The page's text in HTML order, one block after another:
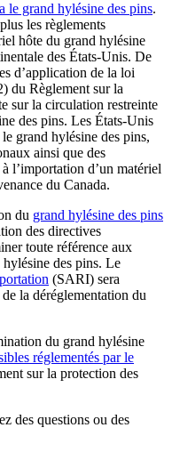
le grand hylésine des pins.
les règlements
hôte du grand hylésine
des États-Unis. De
d’application de la loi
du Règlement sur la
sur la circulation restreinte
des pins. Les États-Unis
grand hylésine des pins,
ainsi que des
l’importation d’un matériel
du Canada.
du grand hylésine des pins
des directives
toute référence aux
hylésine des pins. Le
(SARI) sera
la déréglementation du
du grand hylésine
réglementés par le
sur la protection des
des questions ou des